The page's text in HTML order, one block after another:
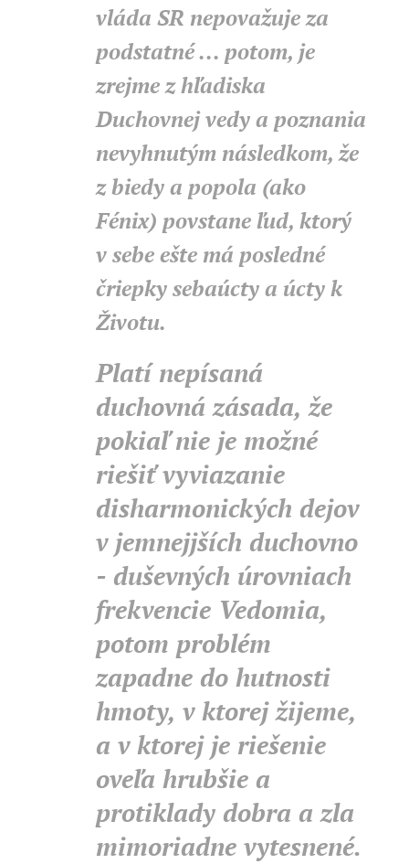
vláda SR nepovažuje za
podstatné ... potom, je
zrejme z hľadiska
Duchovnej vedy a poznania
nevyhnutým následkom, že
z biedy a popola (ako
Fénix) povstane ľud, ktorý
v sebe ešte má posledné
čriepky sebaúcty a úcty k
Životu.
Platí nepísaná
duchovná zásada, že
pokiaľ nie je možné
riešiť vyviazanie
disharmonických dejov
v jemnejjších duchovno
- duševných úrovniach
frekvencie Vedomia,
potom problém
zapadne do hutnosti
hmoty, v ktorej žijeme,
a v ktorej je riešenie
oveľa hrubšie a
protiklady dobra a zla
mimoriadne vytesnené.